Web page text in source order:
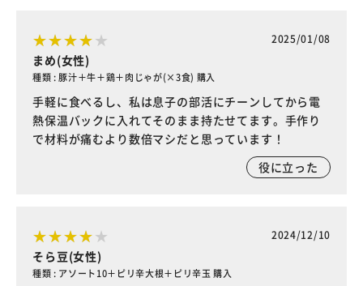
2025/01/08
まめ(女性)
種類 : 豚汁＋牛＋鶏＋肉じゃが(×3食) 購入
手軽に食べるし、私は息子の部活にチーンしてから電
熱保温バックに入れてそのまま持たせてます。手作り
で材料が痛むより数倍マシだと思っています！
役に立った
2024/12/10
そら豆(女性)
種類 : アソート10＋ピリ辛大根＋ピリ辛玉 購入